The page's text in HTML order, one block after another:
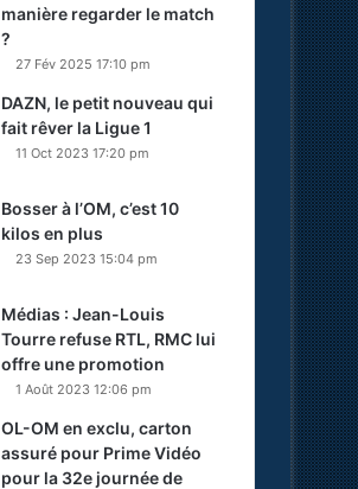
manière regarder le match
?
27 Fév 2025 17:10 pm
DAZN, le petit nouveau qui
fait rêver la Ligue 1
11 Oct 2023 17:20 pm
Bosser à l’OM, c’est 10
kilos en plus
23 Sep 2023 15:04 pm
Médias : Jean-Louis
Tourre refuse RTL, RMC lui
offre une promotion
1 Août 2023 12:06 pm
OL-OM en exclu, carton
assuré pour Prime Vidéo
pour la 32e journée de